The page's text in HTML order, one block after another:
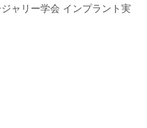
ャリー学会 インプラント実